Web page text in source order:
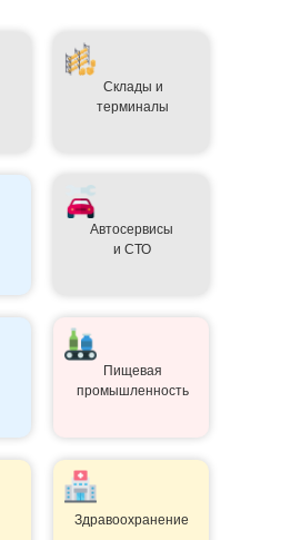
Склады и
терминалы
Пищевая
промышленность
Автосервисы
и СТО
Здравоохранение